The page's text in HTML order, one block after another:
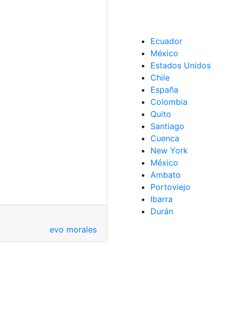
evo morales
Ecuador
México
Estados Unidos
Chile
España
Colombia
Quito
Santiago
Cuenca
New York
México
Ambato
Portoviejo
Ibarra
Durán